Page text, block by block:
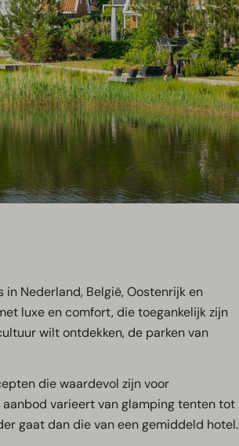
Nederland, België, Oostenrijk en
luxe en comfort, die toegankelijk zijn
wilt ontdekken, de parken van
die waardevol zijn voor
varieert van glamping tenten tot
gaat dan die van een gemiddeld hotel.